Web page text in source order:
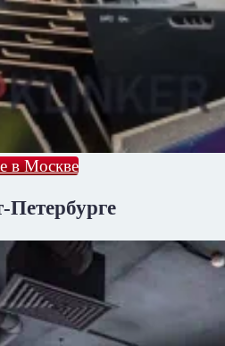
в Москве